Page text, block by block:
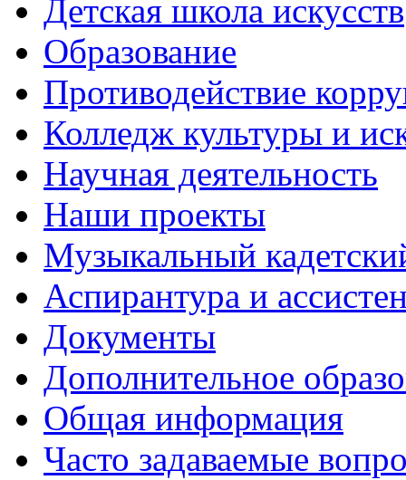
Детская школа искусств
Образование
Противодействие
Колледж культуры и
Научная деятельность
Наши проекты
Музыкальный
Аспирантура и
Документы
Дополнительное
Общая информация
Часто задаваемые